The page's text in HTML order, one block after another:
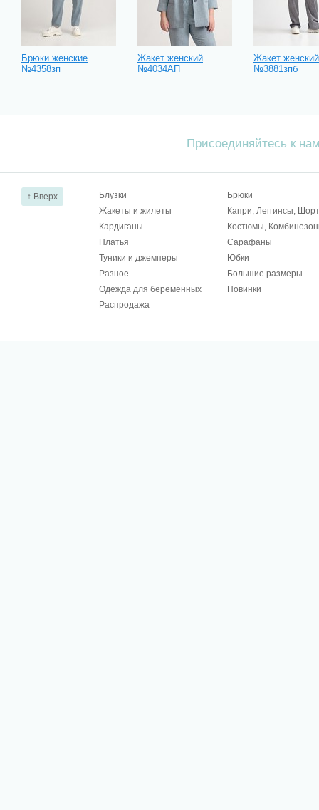
Брюки женские
№4358зп
Жакет женский
№4034АП
Жакет женский
№3881зпб
Присоединяйтесь к
↑ Вверх Блузки
Брюки
Жакеты и жилеты
Капри, Леггинсы,
Кардиганы
Костюмы,
Платья
Сарафаны
Туники и джемперы
Юбки
Разное
Большие размеры
Одежда для беременных
Новинки
Распродажа